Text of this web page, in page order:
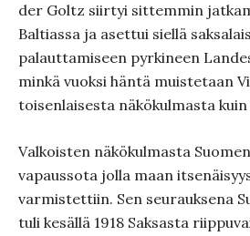
der Goltz siirtyi sittemmin
Baltiassa ja asettui siellä
palauttamiseen pyrkineen
minkä vuoksi häntä muistetaan
toisenlaisesta näkökulmasta kuin
Valkoisten näkökulmasta
vapaussota jolla maan
varmistettiin. Sen seurauksena
tuli kesällä 1918 Saksasta